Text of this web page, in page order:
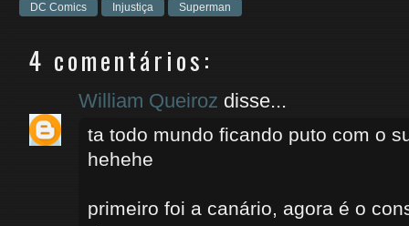
DC Comics Injustiça Superman
4 comentários:
William Queiroz disse...
ta todo mundo ficando puto com o
hehehe
primeiro foi a canário, agora é o